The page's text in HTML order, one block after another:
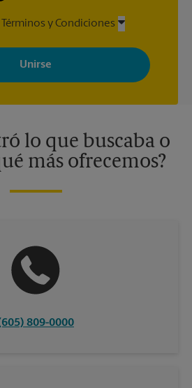
y Condiciones
correos electrónicos de The UPS
especiales, promociones y mensajes
Puede darse de baja en cualquier
consulte nuestra política de
lo que buscaba o
más ofrecemos?
809-0000